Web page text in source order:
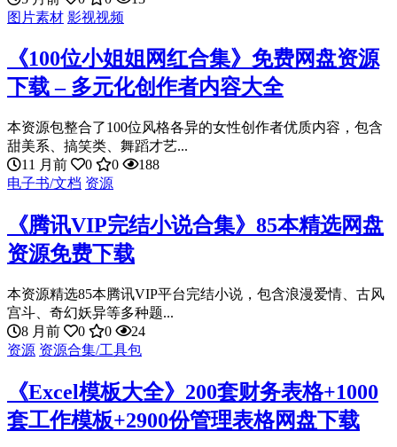
图片素材 影视视频
《100位小姐姐网红合集》免费网盘资源
下载 – 多元化创作者内容大全
本资源包整合了100位风格各异的女性创作者优质内容，包含
甜美系、搞笑类、舞蹈才艺...
11 月前
0 0
188
电子书/文档 资源
《腾讯VIP完结小说合集》85本精选网盘
资源免费下载
本资源精选85本腾讯VIP平台完结小说，包含浪漫爱情、古风
宫斗、奇幻妖异等多种题...
8 月前
0 0
24
资源 资源合集/工具包
《Excel模板大全》200套财务表格+1000
套工作模板+2900份管理表格网盘下载